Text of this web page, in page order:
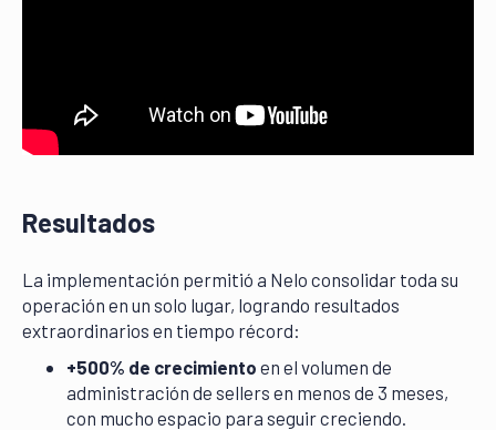
Resultados
La implementación permitió a Nelo consolidar toda su
operación en un solo lugar, logrando resultados
extraordinarios en tiempo récord:
+500% de crecimiento en el volumen de
administración de sellers en menos de 3 meses,
con mucho espacio para seguir creciendo.